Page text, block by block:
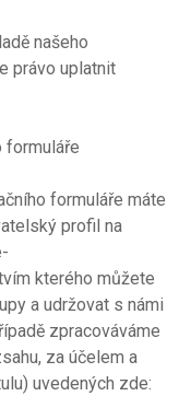
našeho
právo uplatnit
formuláře
formuláře máte
profil na
kterého můžete
a udržovat s námi
zpracováváme
za účelem a
uvedených zde: